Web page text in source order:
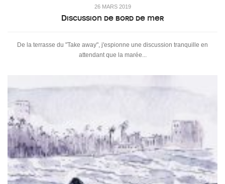
26 MARS 2019
Discussion de bord de mer
De la terrasse du "Take away", j'espionne une discussion tranquille en
attendant que la marée...